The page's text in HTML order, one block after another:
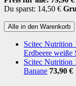
Du sparst: 14,50 €
Alle in den Warenkorb
Scitec Nutrition
Erdbeere weiße
Scitec Nutrition
Banane 73,90 €